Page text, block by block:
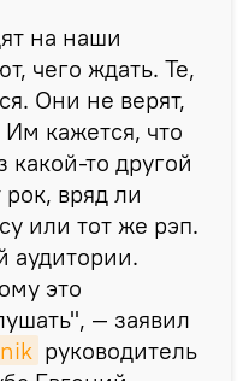
на наши
чего ждать. Те,
Они не верят,
кажется, что
то другой
вряд ли
или тот же рэп.
аудитории.
это
— заявил
руководитель